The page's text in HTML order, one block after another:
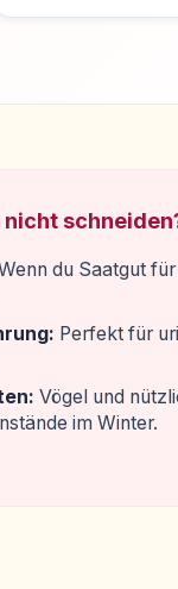
du Saatgut
Perfekt für
Vögel und
im Winter.